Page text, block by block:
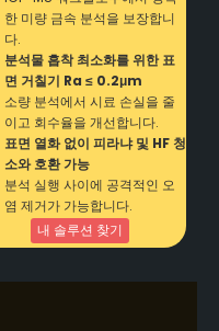
한 미량 금속 분석을 보장합니
다.
분석물 흡착 최소화를 위한 표
면 거칠기 Ra ≤ 0.2μm
소량 분석에서 시료 손실을 줄
이고 회수율을 개선합니다.
표면 열화 없이 피라냐 및 HF 청
소와 호환 가능
분석 실행 사이에 공격적인 오
염 제거가 가능합니다.
내 솔루션 찾기